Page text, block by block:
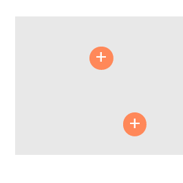
+
+